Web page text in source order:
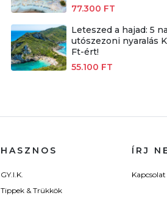
77.300 FT
Leteszed a hajad: 5
utószezoni nyaralás
Ft-ért!
55.100 FT
HASZNOS
GY.I.K.
Tippek & Trükkök
ÍRJ
Kapcsolat